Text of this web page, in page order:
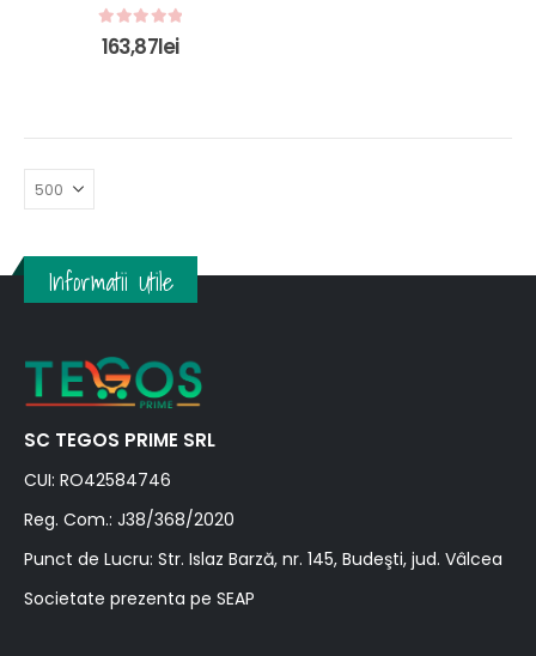
0out of 5
163,87lei
Informatii Utile
SC TEGOS PRIME SRL
CUI: RO42584746
Reg. Com.: J38/368/2020
Punct de Lucru: Str. Islaz Barză, nr. 145, Budeşti, jud. Vâlcea
Societate prezenta pe SEAP